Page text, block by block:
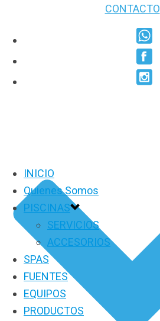
CONTACTO
INICIO
Quienes Somos
PISCINAS
SERVICIOS
ACCESORIOS
SPAS
FUENTES
EQUIPOS
PRODUCTOS